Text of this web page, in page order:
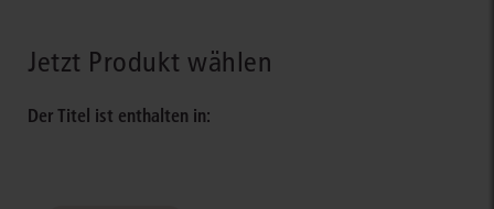
Jetzt Produkt wählen
Der Titel ist enthalten in: